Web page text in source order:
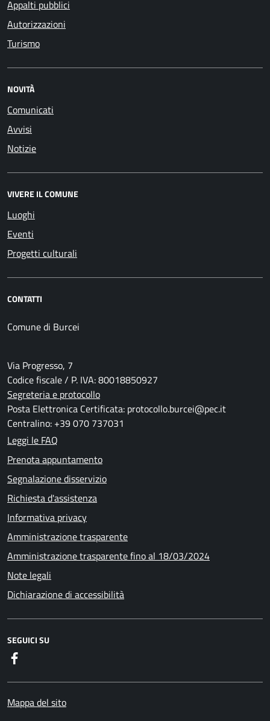
Appalti pubblici
Autorizzazioni
Turismo
NOVITÀ
Comunicati
Avvisi
Notizie
VIVERE IL COMUNE
Luoghi
Eventi
Progetti culturali
CONTATTI
Comune di Burcei
Via Progresso, 7
Codice fiscale / P. IVA: 80018850927
Segreteria e protocollo
Posta Elettronica Certificata: protocollo.burcei@pec.it
Centralino: +39 070 737031
Leggi le FAQ
Prenota appuntamento
Segnalazione disservizio
Richiesta d'assistenza
Informativa privacy
Amministrazione trasparente
Amministrazione trasparente fino al 18/03/2024
Note legali
Dichiarazione di accessibilità
SEGUICI SU
Mappa del sito